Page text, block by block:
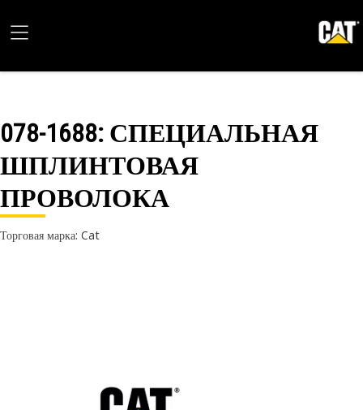
078-1688: СПЕЦИАЛЬНАЯ
ШПЛИНТОВАЯ
ПРОВОЛОКА
Торговая марка: Cat